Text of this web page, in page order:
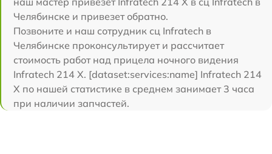
Челябинске и привезет обратно.
Позвоните и наш сотрудник сц Infratech в
Челябинске проконсультирует и рассчитает
стоимость работ над прицела ночного видения
Infratech 214 Х. [dataset:services:name] Infratech 214
Х по нашей статистике в среднем занимает 3 часа
при наличии запчастей.